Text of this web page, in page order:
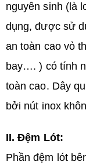
nguyên sinh (là
dụng, được sử
an toàn cao vỏ
bay…. ) có tính
toàn cao. Dây
bởi nút inox
II. Đệm Lót:
Phần đệm lót